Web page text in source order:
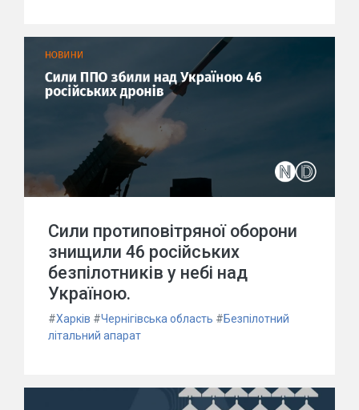
Сили протиповітряної оборони
знищили 46 російських
безпілотників у небі над
Україною.
#Харків #Чернігівська область #Безпілотний
літальний апарат